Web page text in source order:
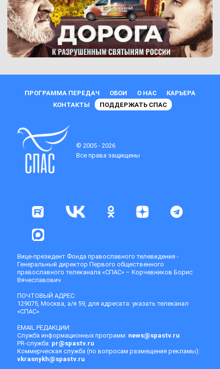
ПРОГРАММА ПЕРЕДАЧ ОБОИ О НАС
КАРЬЕРА
КОНТАКТЫ
ПОДДЕРЖАТЬ СПАС
© 2005 - 2026
Все права защищены
Вице-президент Фонда православного телевидения -
Генеральный директор Первого общественного
православного телеканала «СПАС» – Корчевников Борис
Вячеславович
ПОЧТОВЫЙ АДРЕС:
129075, Москва, а/я 59, для адресата: указать телеканал
«СПАС»
EMAIL РЕДАКЦИИ:
Служба информационных программ: news@spastv.ru
PR-служба: pr@spastv.ru
Коммерческая служба (по вопросам размещения рекламы):
vkrasnykh@spastv.ru